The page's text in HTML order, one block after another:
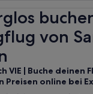
von
VIE | Buche deinen
Preisen online bei
Saravane nach Wien